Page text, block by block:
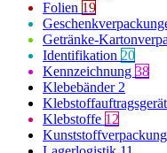
Folien 19
Getränke-
Identifikation 20
Kennzeichnung 38
Klebebänder2
Klebstoffe 12